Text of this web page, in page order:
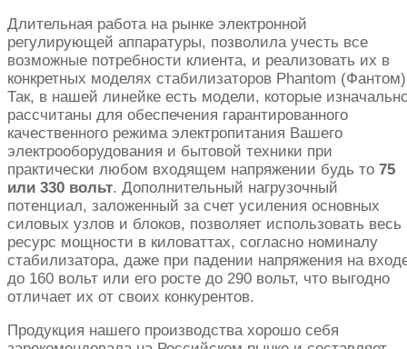
Длительная работа на рынке электронной
регулирующей аппаратуры, позволила учесть все
возможные потребности клиента, и реализовать их в
конкретных моделях стабилизаторов Phantom
Так, в нашей линейке есть модели, которые
рассчитаны для обеспечения гарантированного
качественного режима электропитания Вашего
электрооборудования и бытовой техники при
практически любом входящем напряжении будь то 75
или 330 вольт. Дополнительный нагрузочный
потенциал, заложенный за счет усиления основных
силовых узлов и блоков, позволяет использовать весь
ресурс мощности в киловаттах, согласно номиналу
стабилизатора, даже при падении напряжения на
до 160 вольт или его росте до 290 вольт, что выгодно
отличает их от своих конкурентов.
Продукция нашего производства хорошо себя